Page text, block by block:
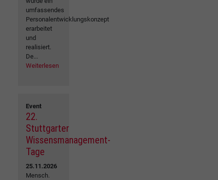
umfassendes
Personalentwicklungskonzept
erarbeitet
und
realisiert.
De...
Weiterlesen
Event
22.
Stuttgarter
Wissensmanagement-
Tage
25.11.2026
Mensch.